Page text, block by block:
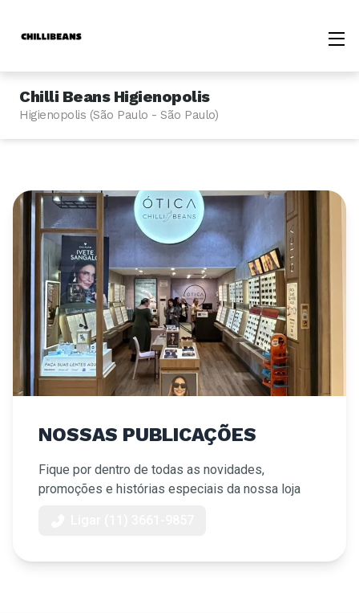
Chilli Beans Higienopolis
Higienopolis (São Paulo - São Paulo)
NOSSAS PUBLICAÇÕES
Fique por dentro de todas as novidades,
promoções e histórias especiais da nossa loja